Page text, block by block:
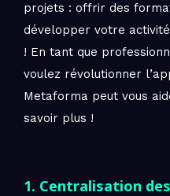
projets : offrir des
développer votre
! En tant que
voulez révolutionner
Metaforma peut vous
savoir plus !
1. Centralisation